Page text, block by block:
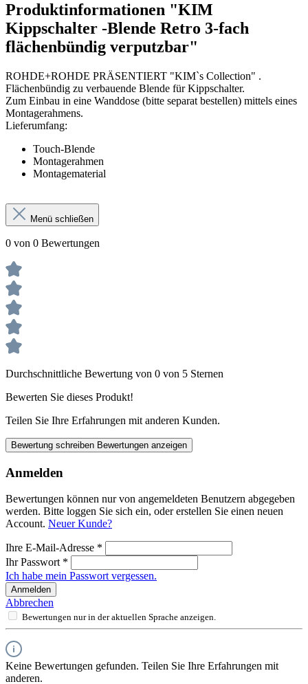
Produktinformationen "KIM
Kippschalter -Blende Retro 3-fach
flächenbündig verputzbar"
ROHDE+ROHDE PRÄSENTIERT "KIM`s Collection" .
Flächenbündig zu verbauende Blende für Kippschalter.
Zum Einbau in eine Wanddose (bitte separat bestellen) mittels eines
Montagerahmens.
Lieferumfang:
Touch-Blende
Montagerahmen
Montagematerial
Menü schließen
0 von 0 Bewertungen
Durchschnittliche Bewertung von 0 von 5 Sternen
Bewerten Sie dieses Produkt!
Teilen Sie Ihre Erfahrungen mit anderen Kunden.
Bewertung schreiben Bewertungen anzeigen
Anmelden
Bewertungen können nur von angemeldeten Benutzern abgegeben
werden. Bitte loggen Sie sich ein, oder erstellen Sie einen neuen
Account. Neuer Kunde?
Ihre E-Mail-Adresse *
Ihr Passwort *
Ich habe mein Passwort vergessen.
Anmelden
Abbrechen
Bewertungen nur in der aktuellen Sprache anzeigen.
Keine Bewertungen gefunden. Teilen Sie Ihre Erfahrungen mit
anderen.